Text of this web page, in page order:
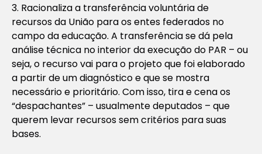
3. Racionaliza a transferência voluntária de
recursos da União para os entes federados no
campo da educação. A transferência se dá pela
análise técnica no interior da execução do PAR – ou
seja, o recurso vai para o projeto que foi elaborado
a partir de um diagnóstico e que se mostra
necessário e prioritário. Com isso, tira e cena os
“despachantes” – usualmente deputados – que
querem levar recursos sem critérios para suas
bases.